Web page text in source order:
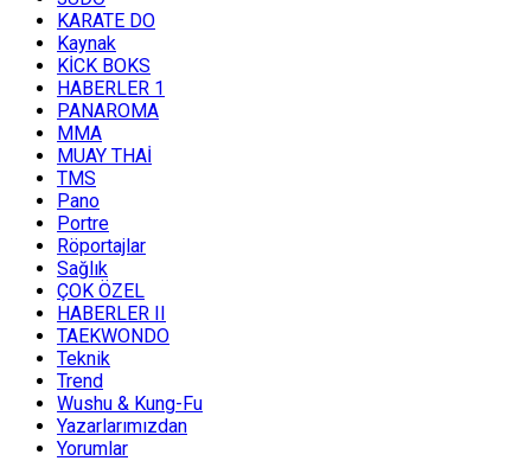
KARATE DO
Kaynak
KİCK BOKS
HABERLER 1
PANAROMA
MMA
MUAY THAİ
TMS
Pano
Portre
Röportajlar
Sağlık
ÇOK ÖZEL
HABERLER II
TAEKWONDO
Teknik
Trend
Wushu & Kung-Fu
Yazarlarımızdan
Yorumlar